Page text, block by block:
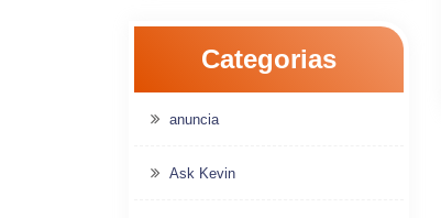
Categorias
anuncia
Ask Kevin